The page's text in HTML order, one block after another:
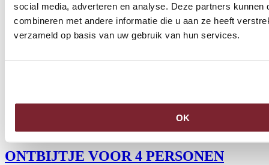
social media, adverteren en analyse. Deze partners kunnen
combineren met andere informatie die u aan ze heeft
verzameld op basis van uw gebruik van hun services.
OK
ONTBIJTJE VOOR 4 PERSONEN